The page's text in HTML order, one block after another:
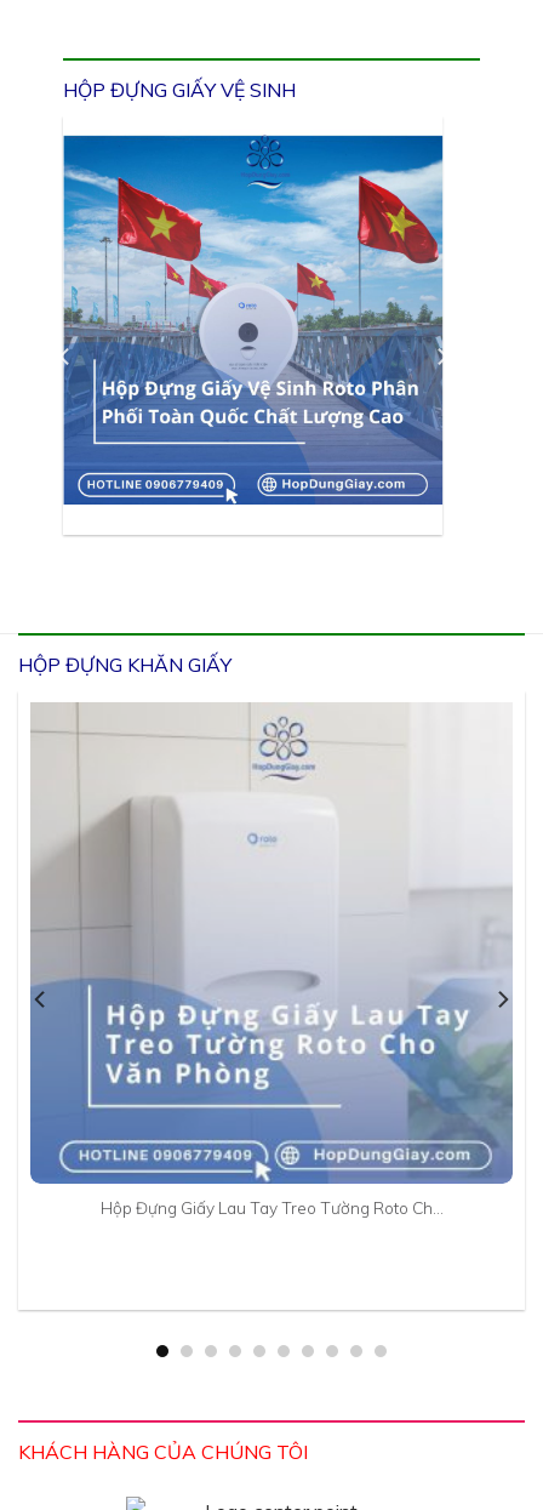
HỘP ĐỰNG GIẤY VỆ SINH
HỘP ĐỰNG KHĂN GIẤY
Hộp Đựng Giấy Lau Tay Treo Tường Roto Ch…
KHÁCH HÀNG CỦA CHÚNG TÔI